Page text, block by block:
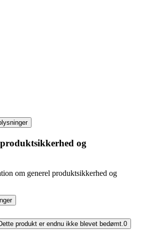
og
om generel produktsikkerhed og
produkt er endnu ikke blevet bedømt.0